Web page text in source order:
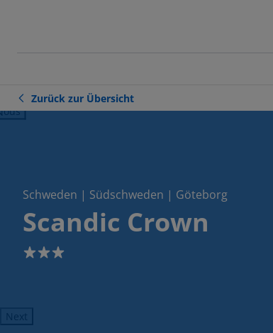
Zurück zur Übersicht
Schweden | Südschweden | Göteborg
Scandic Crown
3
Next